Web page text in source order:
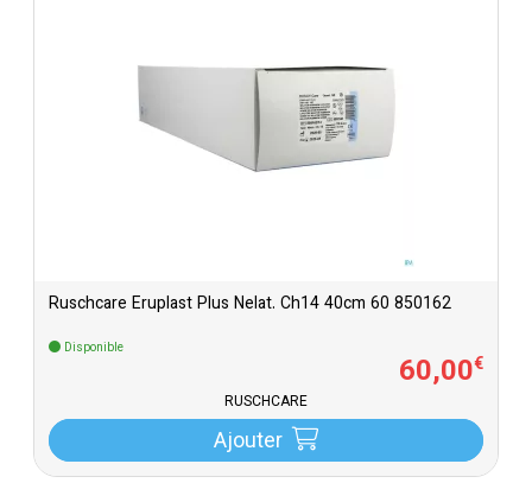
Ruschcare Eruplast Plus Nelat. Ch14 40cm 60 850162
Disponible
60,00€
RUSCHCARE
Ajouter